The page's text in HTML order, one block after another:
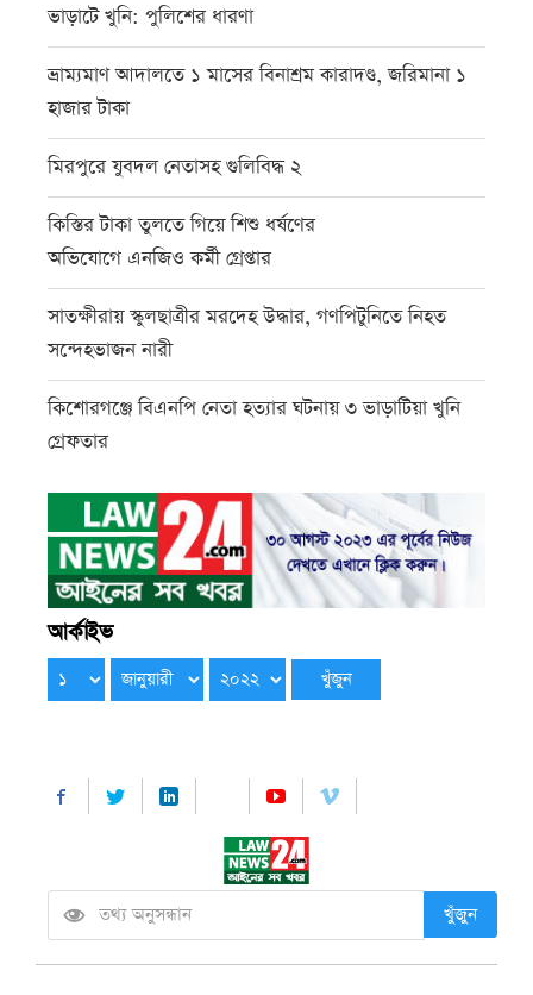
ভাড়াটে খুনি: পুলিশের ধারণা
ভ্রাম্যমাণ আদালতে ১ মাসের বিনাশ্রম কারাদণ্ড, জরিমানা ১
হাজার টাকা
মিরপুরে যুবদল নেতাসহ গুলিবিদ্ধ ২
কিস্তির টাকা তুলতে গিয়ে শিশু ধর্ষণের
অভিযোগে এনজিও কর্মী গ্রেপ্তার
সাতক্ষীরায় স্কুলছাত্রীর মরদেহ উদ্ধার, গণপিটুনিতে নিহত
সন্দেহভাজন নারী
কিশোরগঞ্জে বিএনপি নেতা হত্যার ঘটনায় ৩ ভাড়াটিয়া খুনি
গ্রেফতার
আর্কাইভ
খুঁজুন